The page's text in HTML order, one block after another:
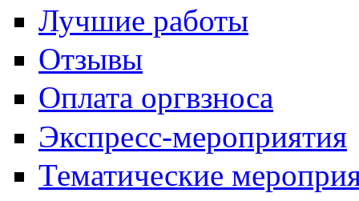
Лучшие работы
Отзывы
Оплата оргвзноса
Экспресс-мероприятия
Тематические